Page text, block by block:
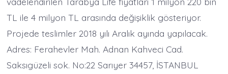
TL ile 4 milyon TL arasında değişiklik gösteriyor.
Projede teslimler 2018 yılı Aralık ayında yapılacak.
Adres: Ferahevler Mah. Adnan Kahveci Cad.
Saksıgüzeli sok. No:22 Sarıyer 34457, İSTANBUL